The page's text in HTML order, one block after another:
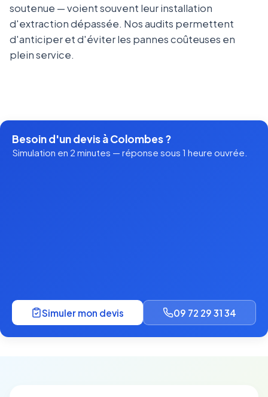
soutenue — voient souvent leur installation
d'extraction dépassée. Nos audits permettent
d'anticiper et d'éviter les pannes coûteuses en
plein service.
Besoin d'un devis à Colombes ?
Simulation en 2 minutes — réponse sous 1 heure ouvrée.
Simuler mon devis 09 72 29 31 34